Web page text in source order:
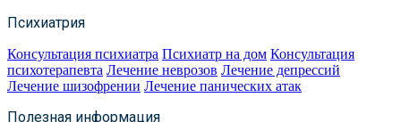
Психиатрия
Консультация психиатра Психиатр на дом Консультация
психотерапевта Лечение неврозов Лечение депрессий
Лечение шизофрении Лечение панических атак
Полезная информация